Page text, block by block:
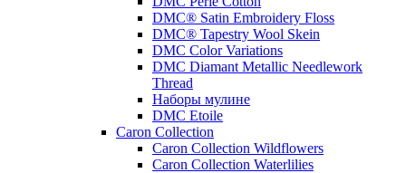
DMC® Satin Embroidery Floss
DMC® Tapestry Wool Skein
DMC Color Variations
DMC Diamant Metallic Needlework
Thread
Наборы мулине
DMC Etoile
Caron Collection
Caron Collection Wildflowers
Caron Collection Waterlilies